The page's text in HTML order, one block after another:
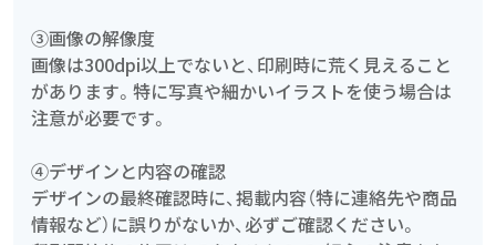
③画像の解像度
画像は300dpi以上でないと、印刷時に荒く見えること
があります。特に写真や細かいイラストを使う場合は
注意が必要です。
④デザインと内容の確認
デザインの最終確認時に、掲載内容（特に連絡先や商品
情報など）に誤りがないか、必ずご確認ください。